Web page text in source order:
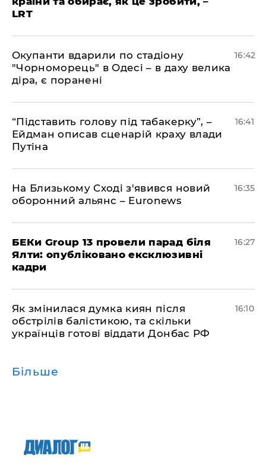
LRT
​Окупанти вдарили по стадіону
"Чорноморець" в Одесі – в даху велика
діра, є поранені
16:42
​“Підставить голову під табакерку”, –
Ейдман описав сценарій краху влади
Путіна
16:41
На Близькому Сході з'явився новий
оборонний альянс – Euronews
16:35
БЕКи Group 13 провели парад біля
Ялти: опубліковано ексклюзивні
кадри
16:27
Як змінилася думка киян після
обстрілів балістикою, та скільки
українців готові віддати Донбас РФ
16:10
Більше